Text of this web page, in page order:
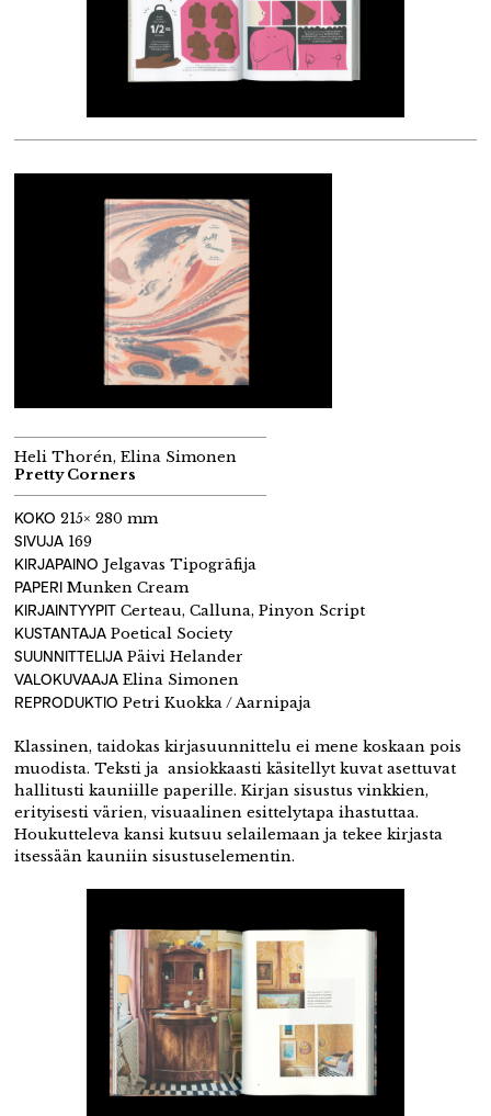
Heli Thorén, Elina Simonen
Pretty Corners
KOKO 215× 280 mm
SIVUJA 169
KIRJAPAINO Jelgavas Tipogrāfija
PAPERI Munken Cream
KIRJAINTYYPIT Certeau, Calluna, Pinyon Script
KUSTANTAJA Poetical Society
SUUNNITTELIJA Päivi Helander
VALOKUVAAJA Elina Simonen
REPRODUKTIO Petri Kuokka / Aarnipaja
Klassinen, taidokas kirjasuunnittelu ei mene koskaan pois
muodista. Teksti ja ansiokkaasti käsitellyt kuvat asettuvat
hallitusti kauniille paperille. Kirjan sisustus vinkkien,
erityisesti värien, visuaalinen esittelytapa ihastuttaa.
Houkutteleva kansi kutsuu selailemaan ja tekee kirjasta
itsessään kauniin sisustuselementin.